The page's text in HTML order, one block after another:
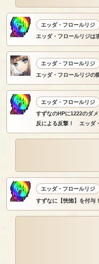
エッダ・フロールリジ
エッダ・フロールリジは
エッダ・フロールリジ
エッダ・フロールリジの
エッダ・フロールリジ
すずなのHPに1222のダメ
反による反撃！ エッダ
エッダ・フロールリジ
すずなに【恍惚】を付与！